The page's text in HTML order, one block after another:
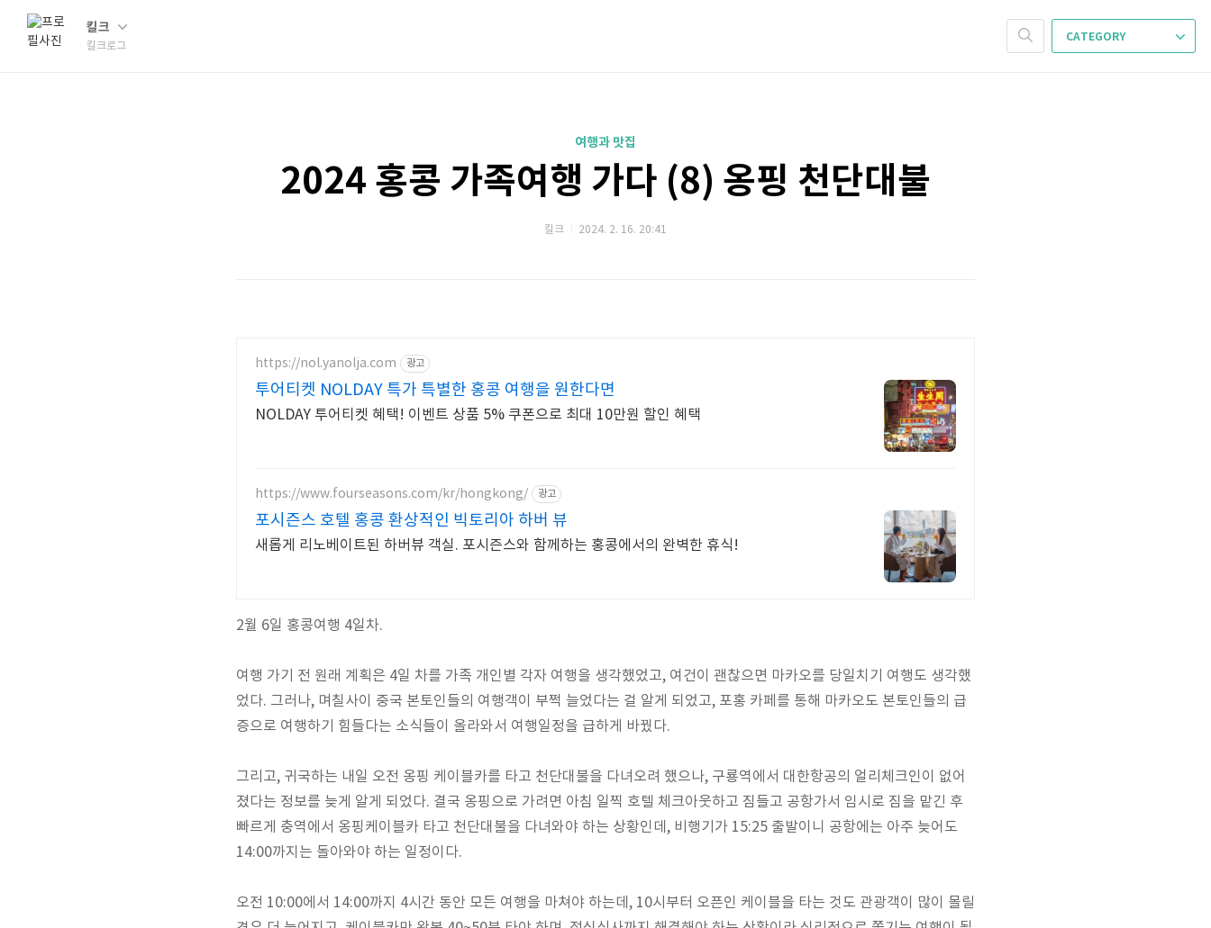
킬크
킬크로그
CATEGORY
여행과 맛집
2024 홍콩 가족여행 가다 (8) 옹핑 천단대불
킬크 2024. 2. 16. 20:41
https://nol.yanolja.com 광고
투어티켓 NOLDAY 특가 특별한 홍콩 여행을 원한다면
NOLDAY 투어티켓 혜택! 이벤트 상품 5% 쿠폰으로 최대 10만원 할인 혜택
https://www.fourseasons.com/kr/hongkong/ 광고
포시즌스 호텔 홍콩 환상적인 빅토리아 하버 뷰
새롭게 리노베이트된 하버뷰 객실. 포시즌스와 함께하는 홍콩에서의 완벽한 휴식!
2월 6일 홍콩여행 4일차.
여행 가기 전 원래 계획은 4일 차를 가족 개인별 각자 여행을 생각했었고, 여건이 괜찮으면 마카오를 당일치기 여행도 생각했
었다. 그러나, 며칠사이 중국 본토인들의 여행객이 부쩍 늘었다는 걸 알게 되었고, 포홍 카페를 통해 마카오도 본토인들의 급
증으로 여행하기 힘들다는 소식들이 올라와서 여행일정을 급하게 바꿨다.
그리고, 귀국하는 내일 오전 옹핑 케이블카를 타고 천단대불을 다녀오려 했으나, 구룡역에서 대한항공의 얼리체크인이 없어
졌다는 정보를 늦게 알게 되었다. 결국 옹핑으로 가려면 아침 일찍 호텔 체크아웃하고 짐들고 공항가서 임시로 짐을 맡긴 후
빠르게 충역에서 옹핑케이블카 타고 천단대불을 다녀와야 하는 상황인데, 비행기가 15:25 출발이니 공항에는 아주 늦어도
14:00까지는 돌아와야 하는 일정이다.
오전 10:00에서 14:00까지 4시간 동안 모든 여행을 마쳐야 하는데, 10시부터 오픈인 케이블을 타는 것도 관광객이 많이 몰릴